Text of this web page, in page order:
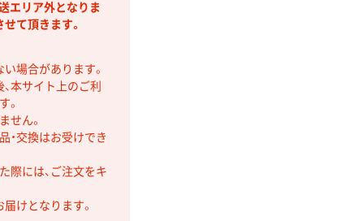
エリア外となりま
て頂きます。
場合があります。
本サイト上のご利
。
せん。
・交換はお受けでき
際には、ご注文をキ
けとなります。